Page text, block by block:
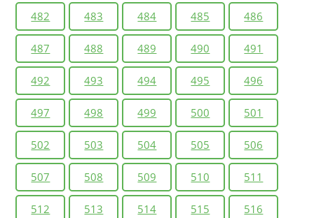
482 483 484 485 486
487 488 489 490 491
492 493 494 495 496
497 498 499 500 501
502 503 504 505 506
507 508 509 510 511
512 513 514 515 516